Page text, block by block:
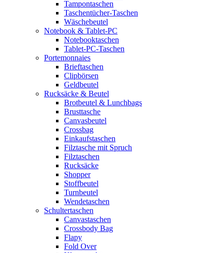
Tampontaschen
Taschentücher-Taschen
Wäschebeutel
Notebook & Tablet-PC
Notebooktaschen
Tablet-PC-Taschen
Portemonnaies
Brieftaschen
Clipbörsen
Geldbeutel
Rucksäcke & Beutel
Brotbeutel & Lunchbags
Brusttasche
Canvasbeutel
Crossbag
Einkaufstaschen
Filztasche mit Spruch
Filztaschen
Rucksäcke
Shopper
Stoffbeutel
Turnbeutel
Wendetaschen
Schultertaschen
Canvastaschen
Crossbody Bag
Flapy
Fold Over